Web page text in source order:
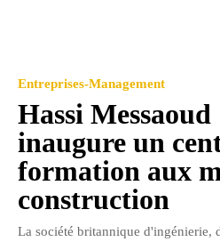
Entreprises-Management
Hassi
inaugure un
formation aux
construction
La société britannique d'ingénierie,